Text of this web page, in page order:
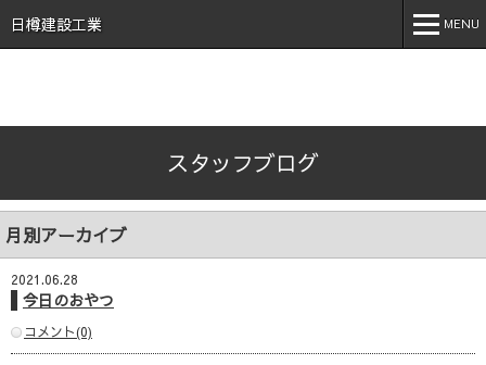
式会社 日樽 建設 土木 建築 新築 戸建 工事 解体 地元 安
心 誠実 コロナ 空気触媒 酸素クラスター オゾン 不活化
日樽建設工業 MENU
事業内容
実績紹介
施工事例
採用情報
スタッフブログ
月別アーカイブ
2021.06.28
今日のおやつ
コメント(0)